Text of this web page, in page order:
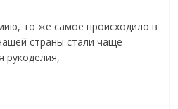
то же самое происходило в
страны стали чаще
рукоделия,